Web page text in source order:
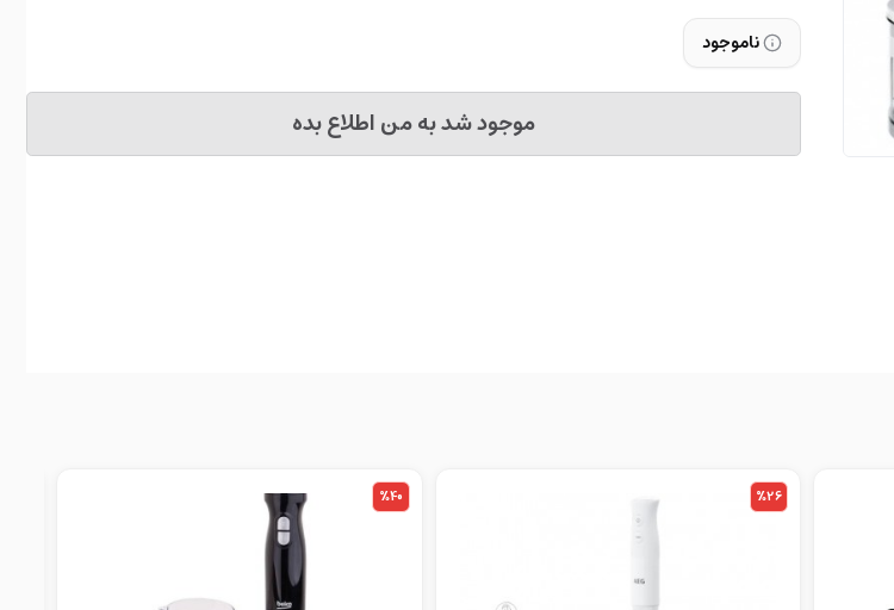
ناموجود
موجود شد به من اطلاع بده
%26
%40